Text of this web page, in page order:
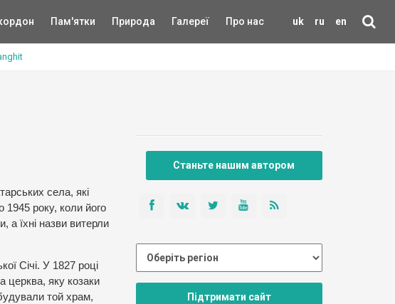
uk ru en
Пам'ятки Природа Галереї Про нас
села, які
1945 року, коли його
а їхні назви витерли
Січі. У 1827 році
церква, яку козаки
той храм,
Станьте нашим автором
Підтримати сайт